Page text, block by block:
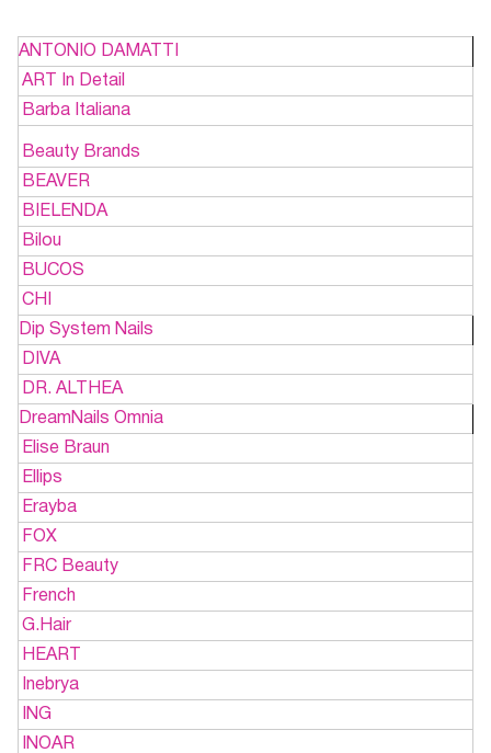
ANTONIO DAMATTI
ART In Detail
Barba Italiana
Beauty Brands
BEAVER
BIELENDA
Bilou
BUCOS
CHI
Dip System Nails
DIVA
DR. ALTHEA
DreamNails Omnia
Elise Braun
Ellips
Erayba
FOX
FRC Beauty
French
G.Hair
HEART
Inebrya
ING
INOAR